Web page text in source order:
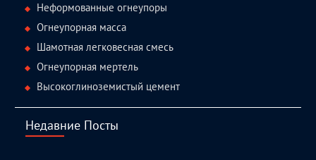
Неформованные огнеупоры
Огнеупорная масса
Шамотная легковесная смесь
Огнеупорная мертель
Высокоглиноземистый цемент
Недавние Посты